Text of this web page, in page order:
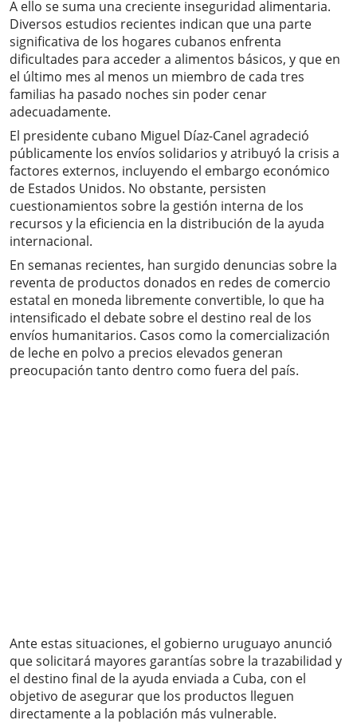
A ello se suma una creciente inseguridad alimentaria.
Diversos estudios recientes indican que una parte
significativa de los hogares cubanos enfrenta
dificultades para acceder a alimentos básicos, y que en
el último mes al menos un miembro de cada tres
familias ha pasado noches sin poder cenar
adecuadamente.
El presidente cubano Miguel Díaz-Canel agradeció
públicamente los envíos solidarios y atribuyó la crisis a
factores externos, incluyendo el embargo económico
de Estados Unidos. No obstante, persisten
cuestionamientos sobre la gestión interna de los
recursos y la eficiencia en la distribución de la ayuda
internacional.
En semanas recientes, han surgido denuncias sobre la
reventa de productos donados en redes de comercio
estatal en moneda libremente convertible, lo que ha
intensificado el debate sobre el destino real de los
envíos humanitarios. Casos como la comercialización
de leche en polvo a precios elevados generan
preocupación tanto dentro como fuera del país.
Ante estas situaciones, el gobierno uruguayo anunció
que solicitará mayores garantías sobre la trazabilidad y
el destino final de la ayuda enviada a Cuba, con el
objetivo de asegurar que los productos lleguen
directamente a la población más vulnerable.